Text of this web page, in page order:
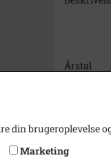
Årstal
Se på kort
din brugeroplevelse
Marketing